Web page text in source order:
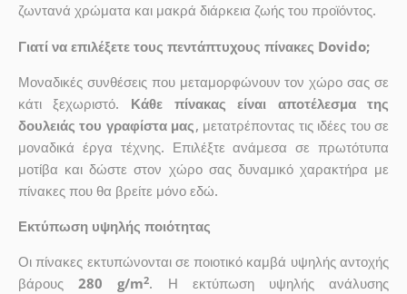
ζωντανά χρώματα και μακρά διάρκεια ζωής του προϊόντος.
Γιατί να επιλέξετε τους πεντάπτυχους πίνακες Dovido;
Μοναδικές συνθέσεις που μεταμορφώνουν τον χώρο σας σε
κάτι ξεχωριστό. Κάθε πίνακας είναι αποτέλεσμα της
δουλειάς του γραφίστα μας, μετατρέποντας τις ιδέες του σε
μοναδικά έργα τέχνης. Επιλέξτε ανάμεσα σε πρωτότυπα
μοτίβα και δώστε στον χώρο σας δυναμικό χαρακτήρα με
πίνακες που θα βρείτε μόνο εδώ.
Εκτύπωση υψηλής ποιότητας
Οι πίνακες εκτυπώνονται σε ποιοτικό καμβά υψηλής αντοχής
βάρους280 g/m2. Η εκτύπωση υψηλής ανάλυσης